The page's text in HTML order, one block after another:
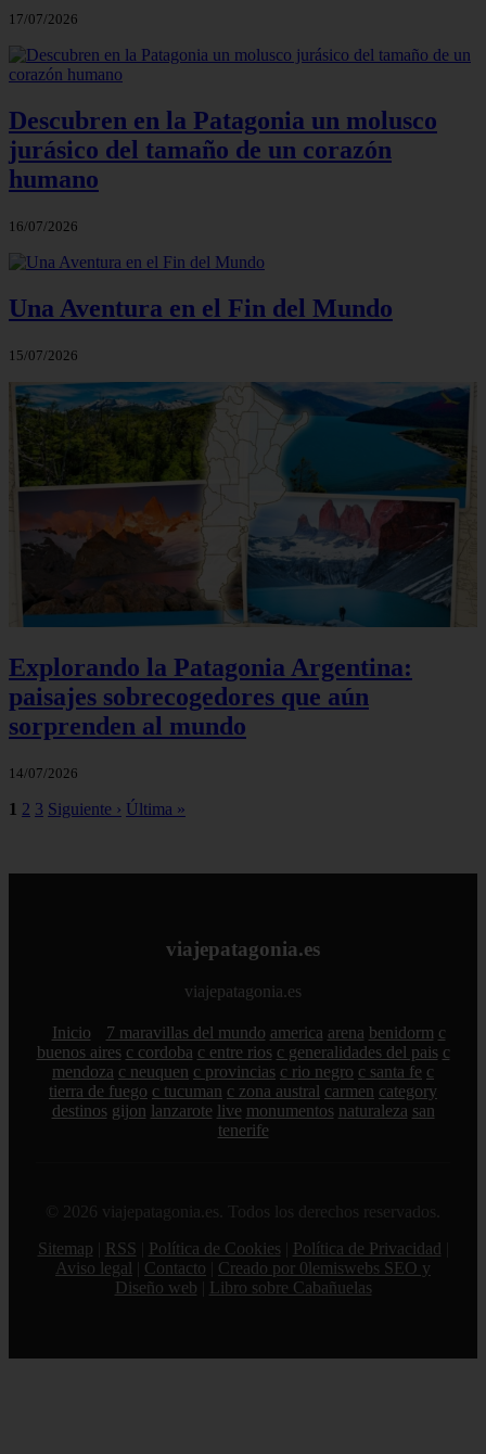
17/07/2026
Descubren en la Patagonia un molusco
jurásico del tamaño de un corazón
humano
16/07/2026
Una Aventura en el Fin del Mundo
15/07/2026
Explorando la Patagonia Argentina:
paisajes sobrecogedores que aún
sorprenden al mundo
14/07/2026
1 2 3 Siguiente › Última »
viajepatagonia.es
viajepatagonia.es
Inicio 7 maravillas del mundo america arena benidorm c
buenos aires c cordoba c entre rios c generalidades del pais c
mendoza c neuquen c provincias c rio negro c santa fe c
tierra de fuego c tucuman c zona austral carmen category
destinos gijon lanzarote live monumentos naturaleza san
tenerife
© 2026 viajepatagonia.es. Todos los derechos reservados.
Sitemap
RSS Política de Cookies Política de Privacidad
Aviso legal
Contacto
Creado por 0lemiswebs SEO y
Diseño web
Libro sobre Cabañuelas